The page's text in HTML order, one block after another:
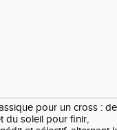
pour un cross :
du soleil pour finir,